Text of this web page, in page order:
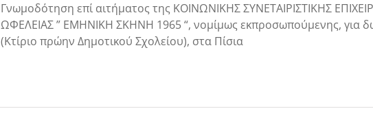
Γνωμοδότηση επί αιτήματος της ΚΟΙΝΩΝΙΚΗΣ ΣΥΝΕΤΑΙΡΙΣΤΙΚΗΣ
ΩΦΕΛΕΙΑΣ ” ΕΜΗΝΙΚΗ ΣΚΗΝΗ 1965 “, νομίμως εκπροσωπούμενης, για
(Κτίριο πρώην Δημοτικού Σχολείου), στα Πίσια